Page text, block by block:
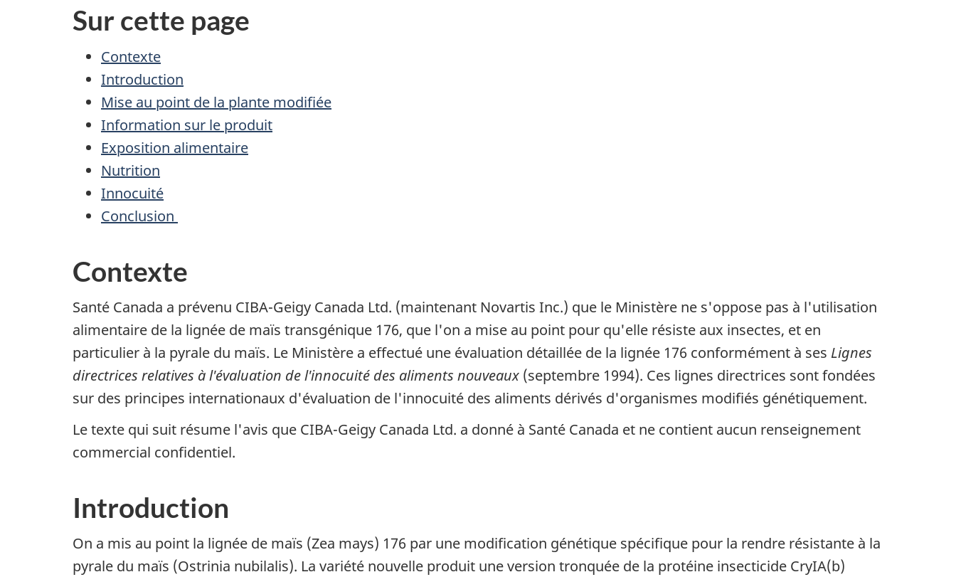
Sur cette page
Contexte
Introduction
Mise au point de la plante modifiée
Information sur le produit
Exposition alimentaire
Nutrition
Innocuité
Conclusion
Contexte
Santé Canada a prévenu CIBA-Geigy Canada Ltd. (maintenant Novartis Inc.) que le Ministère ne s'oppose pas à l'utilisation
alimentaire de la lignée de maïs transgénique 176, que l'on a mise au point pour qu'elle résiste aux insectes, et en
particulier à la pyrale du maïs. Le Ministère a effectué une évaluation détaillée de la lignée 176 conformément à ses Lignes
directrices relatives à l'évaluation de l'innocuité des aliments nouveaux (septembre 1994). Ces lignes directrices sont fondées
sur des principes internationaux d'évaluation de l'innocuité des aliments dérivés d'organismes modifiés génétiquement.
Le texte qui suit résume l'avis que CIBA-Geigy Canada Ltd. a donné à Santé Canada et ne contient aucun renseignement
commercial confidentiel.
Introduction
On a mis au point la lignée de maïs (Zea mays) 176 par une modification génétique spécifique pour la rendre résistante à la
pyrale du maïs (Ostrinia nubilalis). La variété nouvelle produit une version tronquée de la protéine insecticide CryIA(b)